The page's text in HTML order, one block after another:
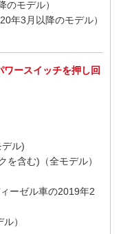
のモデル）
年3月以降のモデル）
ースイッチを押し回
ル)
を含む)（全モデル）
ーゼル車の2019年2
）